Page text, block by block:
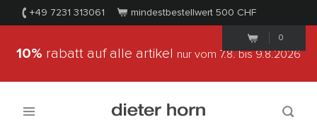
+49 7231 313061 mindestbestellwert 500 CHF
0
10% rabatt auf alle artikel nur vom 7.8.bis 9.8.2026